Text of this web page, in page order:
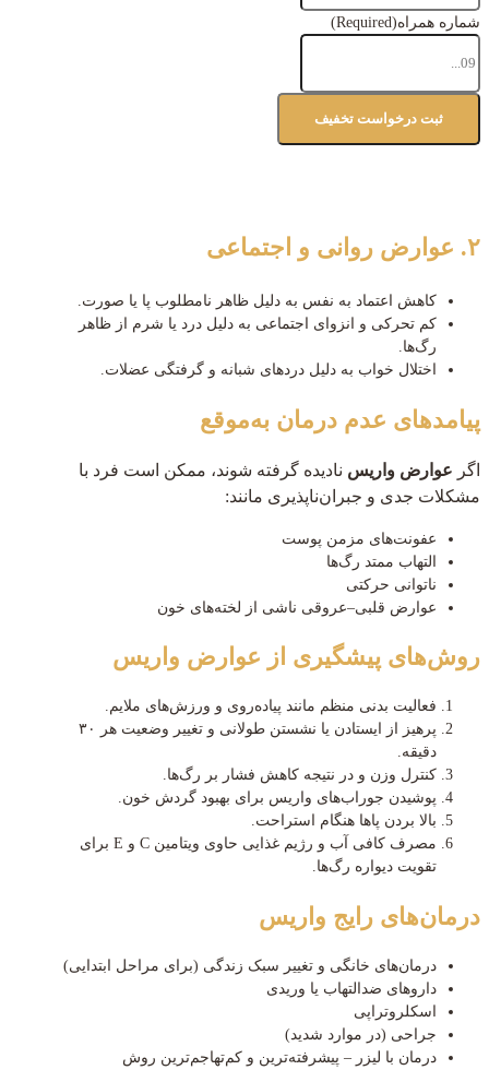
شماره همراه(Required)
۲. عوارض روانی و اجتماعی
کاهش اعتماد به‌ نفس به دلیل ظاهر نامطلوب پا یا صورت.
کم‌ تحرکی و انزوای اجتماعی به دلیل درد یا شرم از ظاهر
رگ‌ها.
اختلال خواب به دلیل دردهای شبانه و گرفتگی عضلات.
پیامدهای عدم درمان به‌موقع
اگر عوارض واریس نادیده گرفته شوند، ممکن است فرد با
مشکلات جدی و جبران‌ناپذیری مانند:
عفونت‌های مزمن پوست
التهاب ممتد رگ‌ها
ناتوانی حرکتی
عوارض قلبی–عروقی ناشی از لخته‌های خون
روش‌های پیشگیری از عوارض واریس
فعالیت بدنی منظم مانند پیاده‌روی و ورزش‌های ملایم.
پرهیز از ایستادن یا نشستن طولانی و تغییر وضعیت هر ۳۰
دقیقه.
کنترل وزن و در نتیجه کاهش فشار بر رگ‌ها.
پوشیدن جوراب‌های واریس برای بهبود گردش خون.
بالا بردن پاها هنگام استراحت.
مصرف کافی آب و رژیم غذایی حاوی ویتامین C و E برای
تقویت دیواره رگ‌ها.
درمان‌های رایج واریس
درمان‌های خانگی و تغییر سبک زندگی (برای مراحل ابتدایی)
داروهای ضدالتهاب یا وریدی
اسکلروتراپی
جراحی (در موارد شدید)
درمان با لیزر – پیشرفته‌ترین و کم‌تهاجم‌ترین روش